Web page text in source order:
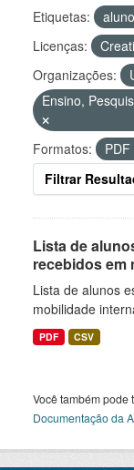
Etiquetas:
Licenças:
Organizações:
Ensino,
Formatos:
PDF
Filtrar
Lista de
recebidos em
Lista de alunos
mobilidade
PDF CSV
Você também pode
Documentação da